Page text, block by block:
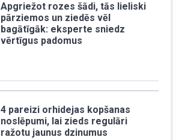
Apgriežot rozes šādi, tās lieliski
pārziemos un ziedēs vēl
bagātīgāk: eksperte sniedz
vērtīgus padomus
4 pareizi orhidejas kopšanas
noslēpumi, lai zieds regulāri
ražotu jaunus dzinumus